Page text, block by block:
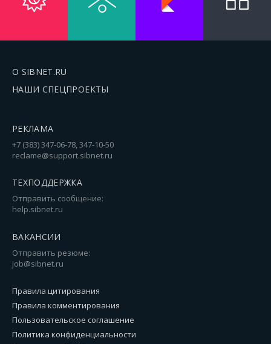
О SIBNET.RU
НАШИ СПЕЦПРОЕКТЫ
РЕКЛАМА
+7 (383) 347-06-78, 347-10-50
reclame@support.sibnet.ru
ТЕХПОДДЕРЖКА
Отправить сообщение:
help.sibnet.ru
ВАКАНСИИ
Отправить резюме:
job@sibnet.ru
Правила цитирования
Правила комментирования
Пользовательское соглашение
Политика конфиденциальности